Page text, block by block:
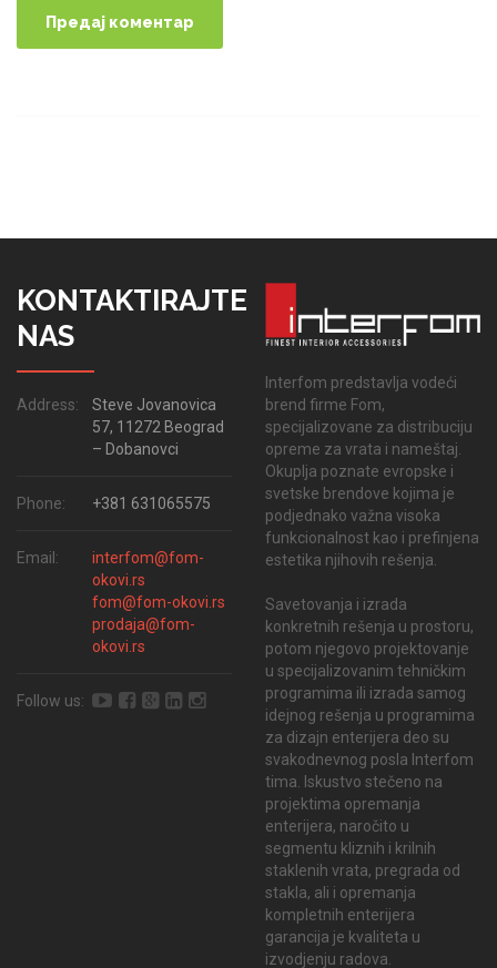
KONTAKTIRAJTE
NAS
Address:
Steve Jovanovica
57, 11272 Beograd
– Dobanovci
Phone: +381 631065575
Email:
interfom@fom-
okovi.rs
fom@fom-okovi.rs
prodaja@fom-
okovi.rs
Follow us:
Interfom predstavlja vodeći
brend firme Fom,
specijalizovane za distribuciju
opreme za vrata i nameštaj.
Okuplja poznate evropske i
svetske brendove kojima je
podjednako važna visoka
funkcionalnost kao i prefinjena
estetika njihovih rešenja.
Savetovanja i izrada
konkretnih rešenja u prostoru,
potom njegovo projektovanje
u specijalizovanim tehničkim
programima ili izrada samog
idejnog rešenja u programima
za dizajn enterijera deo su
svakodnevnog posla Interfom
tima. Iskustvo stečeno na
projektima opremanja
enterijera, naročito u
segmentu kliznih i krilnih
staklenih vrata, pregrada od
stakla, ali i opremanja
kompletnih enterijera
garancija je kvaliteta u
izvodjenju radova.